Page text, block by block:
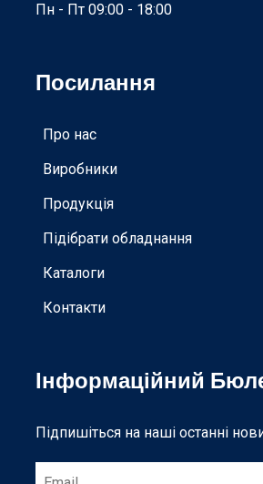
Пн - Пт 09:00 - 18:00
Посилання
Про нас
Виробники
Продукція
Підібрати обладнання
Каталоги
Контакти
Інформаційний
Підпишіться на наші останні